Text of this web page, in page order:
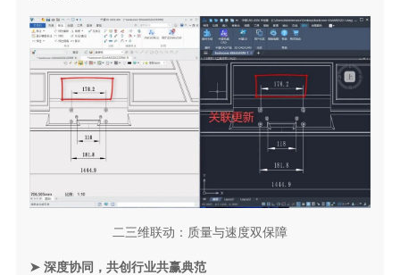
二三维联动：质量与速度双保障
➤ 深度协同，共创行业共赢典范